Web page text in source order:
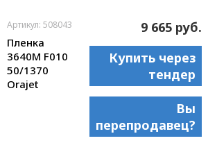
Артикул: 508043
Пленка
3640M F010
50/1370
Orajet
9 665 руб.
Купить через
тендер
Вы
перепродавец?